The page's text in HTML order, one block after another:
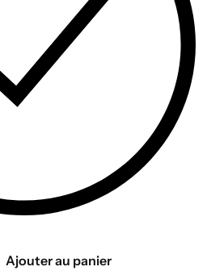
Ajouter au panier